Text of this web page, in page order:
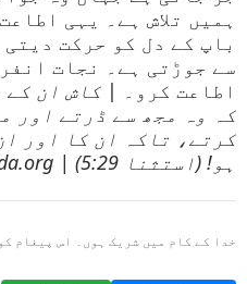
ہمیں تلاش ہے۔ یہی
باپ کے دل کو حرکت
سے جوڑتی ہے۔ نجات
اطاعت کرو۔ | کاش ان کے
کہ وہ مجھ سے ڈرتے اور
کرتے، تاکہ ان کا اور
ہو! (استثنا 5:29) | shariatkhuda.org
خدا کے کام میں شریک ہوں۔ اس پیغام